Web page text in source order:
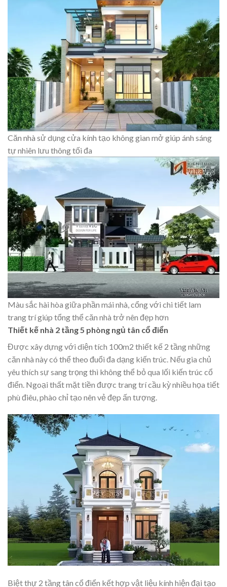
Căn nhà sử dụng cửa kính tạo không gian mở giúp ánh sáng
tự nhiên lưu thông tối đa
Màu sắc hài hòa giữa phần mái nhà, cổng với chi tiết lam
trang trí giúp tổng thể căn nhà trở nên đẹp hơn
Thiết kế nhà 2 tầng 5 phòng ngủ tân cổ điển
Được xây dựng với diện tích 100m2 thiết kế 2 tầng những
căn nhà này có thể theo đuổi đa dạng kiến trúc. Nếu gia chủ
yêu thích sự sang trọng thì không thể bỏ qua lối kiến trúc cổ
điển. Ngoại thất mặt tiền được trang trí cầu kỳ nhiều họa tiết
phù điêu, phào chỉ tạo nên vẻ đẹp ấn tượng.
Biệt thự 2 tầng tân cổ điển kết hợp vật liệu kính hiện đại tạo